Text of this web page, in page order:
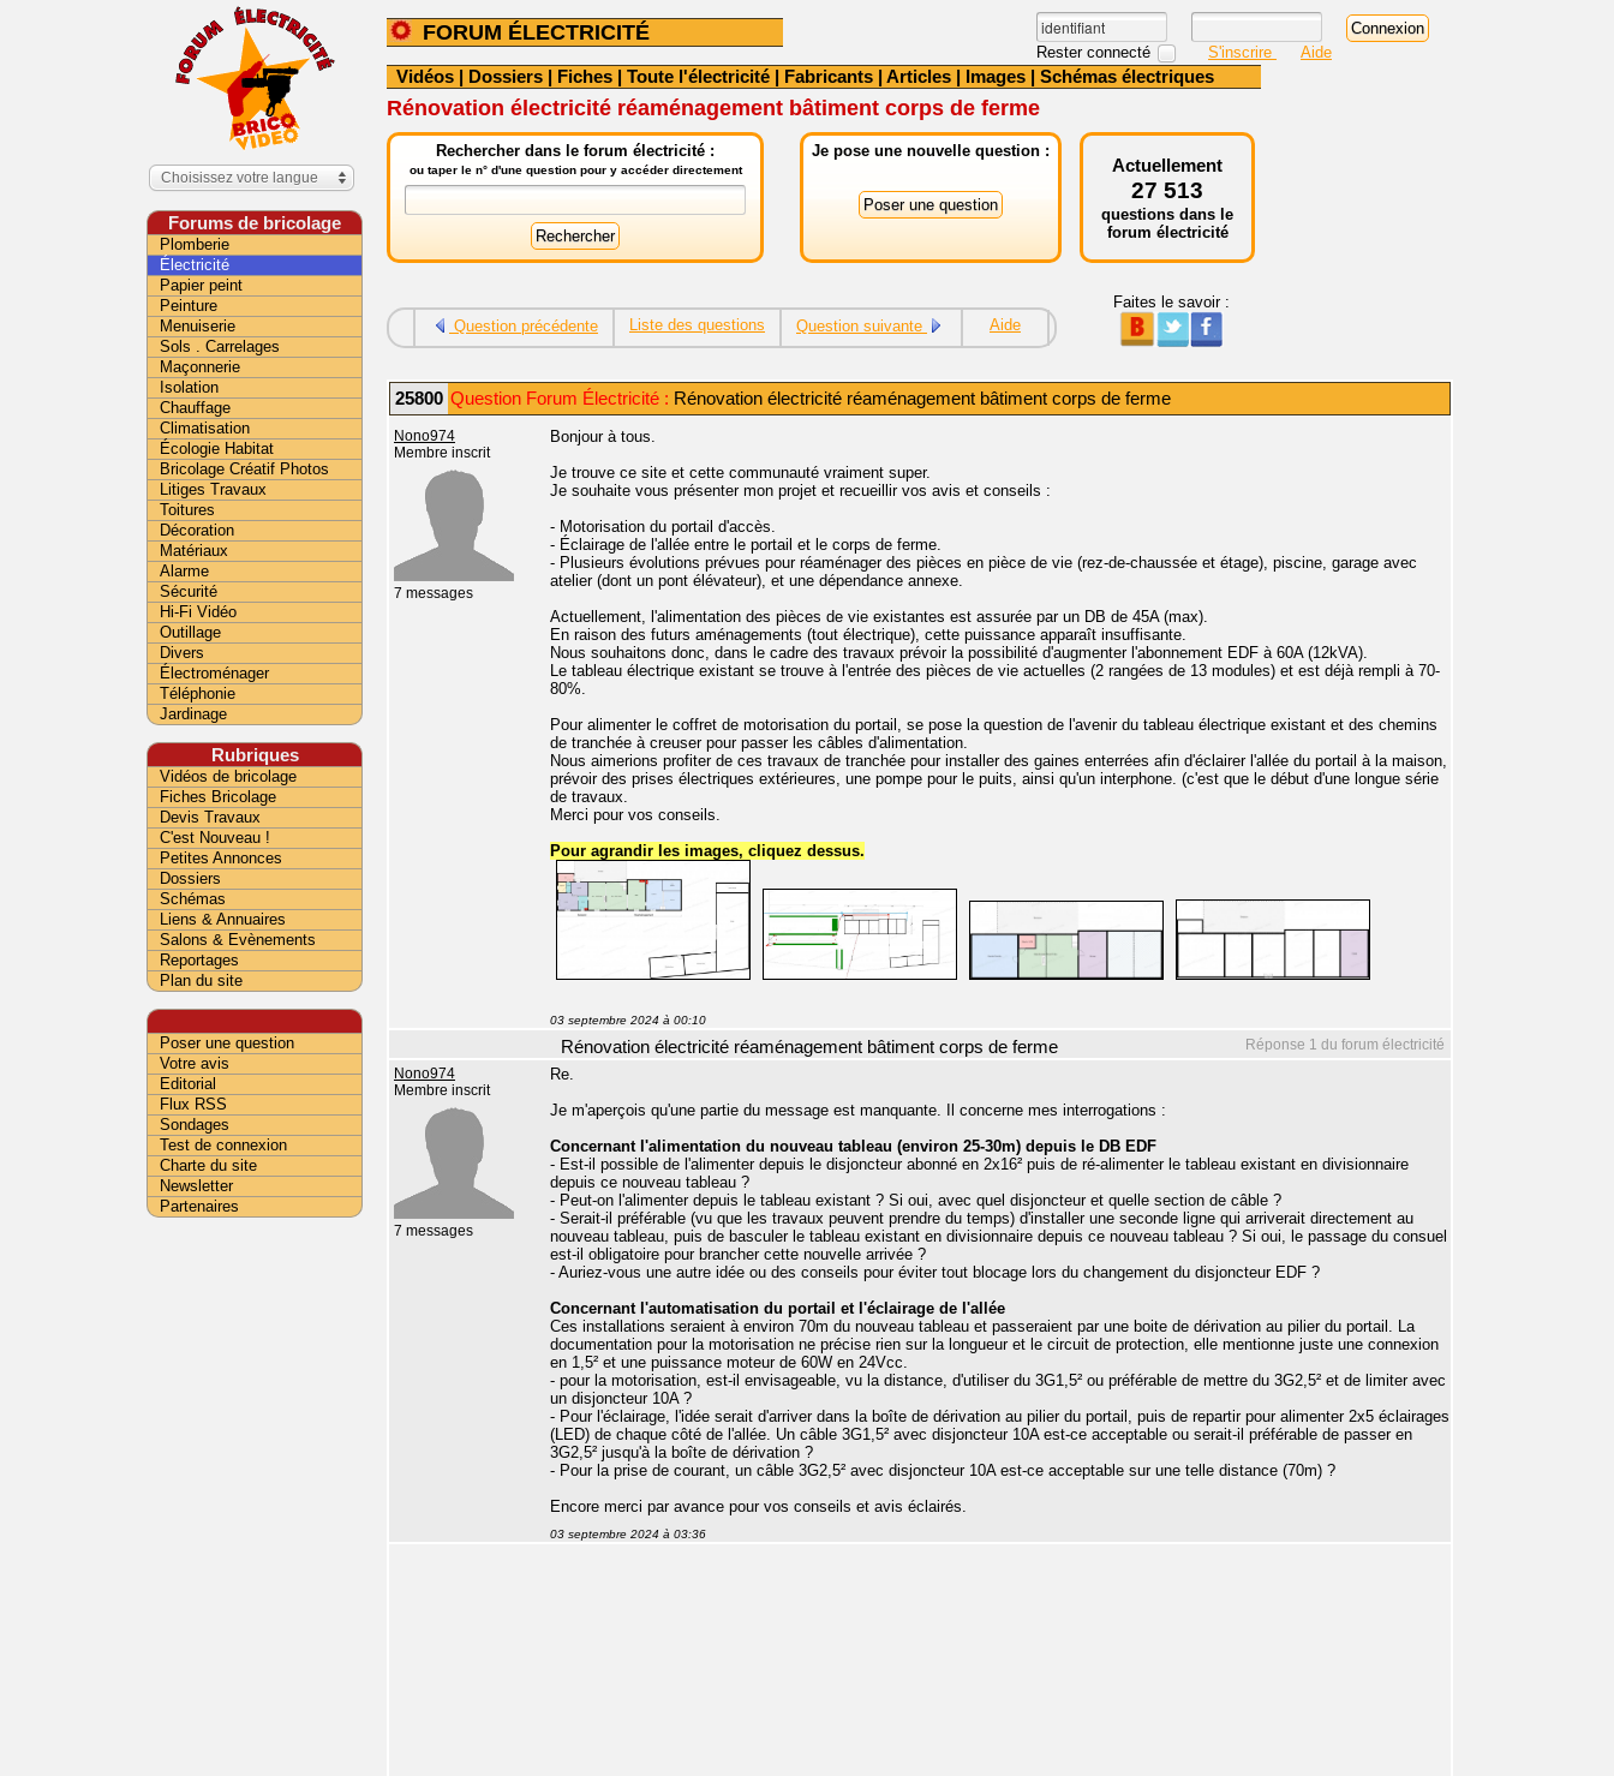
FORUM ÉLECTRICITÉ
Rester connecté S'inscrire Aide
Vidéos | Dossiers | Fiches | Toute l'électricité | Fabricants | Articles | Images | Schémas électriques
Rénovation électricité réaménagement bâtiment corps de ferme
Rechercher dans le forum électricité :
ou taper le n° d'une question pour y accéder directement
Je pose une nouvelle question :
Actuellement
27 513
questions dans le
forum électricité
Question précédente Liste des questions Question suivante Aide
Faites le savoir :
25800 Question Forum Électricité : Rénovation électricité réaménagement bâtiment corps de ferme
Nono974
Membre inscrit
7 messages
Bonjour à tous.
Je trouve ce site et cette communauté vraiment super.
Je souhaite vous présenter mon projet et recueillir vos avis et conseils :
- Motorisation du portail d'accès.
- Éclairage de l'allée entre le portail et le corps de ferme.
- Plusieurs évolutions prévues pour réaménager des pièces en pièce de vie (rez-de-chaussée et étage), piscine, garage avec
atelier (dont un pont élévateur), et une dépendance annexe.
Actuellement, l'alimentation des pièces de vie existantes est assurée par un DB de 45A (max).
En raison des futurs aménagements (tout électrique), cette puissance apparaît insuffisante.
Nous souhaitons donc, dans le cadre des travaux prévoir la possibilité d'augmenter l'abonnement EDF à 60A (12kVA).
Le tableau électrique existant se trouve à l'entrée des pièces de vie actuelles (2 rangées de 13 modules) et est déjà rempli à 70-
80%.
Pour alimenter le coffret de motorisation du portail, se pose la question de l'avenir du tableau électrique existant et des chemins
de tranchée à creuser pour passer les câbles d'alimentation.
Nous aimerions profiter de ces travaux de tranchée pour installer des gaines enterrées afin d'éclairer l'allée du portail à la maison,
prévoir des prises électriques extérieures, une pompe pour le puits, ainsi qu'un interphone. (c'est que le début d'une longue série
de travaux.
Merci pour vos conseils.
Pour agrandir les images, cliquez dessus.
03 septembre 2024 à 00:10
Réponse 1 du forum électricité
Rénovation électricité réaménagement bâtiment corps de ferme
Nono974
Membre inscrit
7 messages
Re.
Je m'aperçois qu'une partie du message est manquante. Il concerne mes interrogations :
Concernant l'alimentation du nouveau tableau (environ 25-30m) depuis le DB EDF
- Est-il possible de l'alimenter depuis le disjoncteur abonné en 2x16² puis de ré-alimenter le tableau existant en divisionnaire
depuis ce nouveau tableau ?
- Peut-on l'alimenter depuis le tableau existant ? Si oui, avec quel disjoncteur et quelle section de câble ?
- Serait-il préférable (vu que les travaux peuvent prendre du temps) d'installer une seconde ligne qui arriverait directement au
nouveau tableau, puis de basculer le tableau existant en divisionnaire depuis ce nouveau tableau ? Si oui, le passage du consuel
est-il obligatoire pour brancher cette nouvelle arrivée ?
- Auriez-vous une autre idée ou des conseils pour éviter tout blocage lors du changement du disjoncteur EDF ?
Concernant l'automatisation du portail et l'éclairage de l'allée
Ces installations seraient à environ 70m du nouveau tableau et passeraient par une boite de dérivation au pilier du portail. La
documentation pour la motorisation ne précise rien sur la longueur et le circuit de protection, elle mentionne juste une connexion
en 1,5² et une puissance moteur de 60W en 24Vcc.
- pour la motorisation, est-il envisageable, vu la distance, d'utiliser du 3G1,5² ou préférable de mettre du 3G2,5² et de limiter avec
un disjoncteur 10A ?
- Pour l'éclairage, l'idée serait d'arriver dans la boîte de dérivation au pilier du portail, puis de repartir pour alimenter 2x5 éclairages
(LED) de chaque côté de l'allée. Un câble 3G1,5² avec disjoncteur 10A est-ce acceptable ou serait-il préférable de passer en
3G2,5² jusqu'à la boîte de dérivation ?
- Pour la prise de courant, un câble 3G2,5² avec disjoncteur 10A est-ce acceptable sur une telle distance (70m) ?
Encore merci par avance pour vos conseils et avis éclairés.
03 septembre 2024 à 03:36
Choisissez votre langue
Forums de bricolage
Plomberie
Électricité
Papier peint
Peinture
Menuiserie
Sols . Carrelages
Maçonnerie
Isolation
Chauffage
Climatisation
Écologie Habitat
Bricolage Créatif Photos
Litiges Travaux
Toitures
Décoration
Matériaux
Alarme
Sécurité
Hi-Fi Vidéo
Outillage
Divers
Électroménager
Téléphonie
Jardinage
Rubriques
Vidéos de bricolage
Fiches Bricolage
Devis Travaux
C'est Nouveau !
Petites Annonces
Dossiers
Schémas
Liens & Annuaires
Salons & Evènements
Reportages
Plan du site
Poser une question
Votre avis
Editorial
Flux RSS
Sondages
Test de connexion
Charte du site
Newsletter
Partenaires